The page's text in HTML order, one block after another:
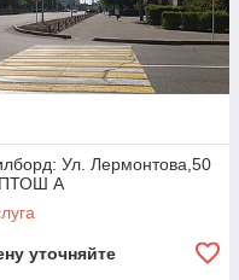
Ул. Лермонтова,50
А
уточняйте